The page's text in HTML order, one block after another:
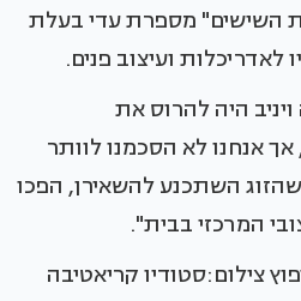
השישים" מספרת עדי בעלת
לאדריכלות ועיצוב פנים.
היה להרוס את
אנחנו לא הסכמנו לוותר
השתכנע להשאירן, הפכו
המרכזי בבית".